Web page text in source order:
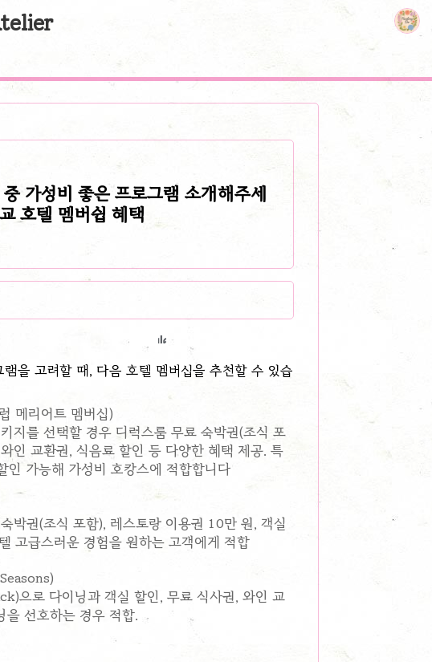
가성비 좋은 프로그램 소개해주세
호텔 멤버쉽 혜택
을 고려할 때, 다음 호텔 멤버십을 추천할 수 있습
메리어트 멤버십)
지를 선택할 경우 디럭스룸 무료 숙박권(조식 포
인 교환권, 식음료 할인 등 다양한 혜택 제공. 특
가능해 가성비 호캉스에 적합합니다​
박권(조식 포함), 레스토랑 이용권 10만 원, 객실
고급스러운 경험을 원하는 고객에게 적합​
으로 다이닝과 객실 할인, 무료 식사권, 와인 교
을 선호하는 경우 적합.